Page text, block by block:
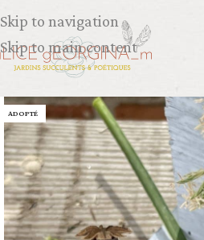
Skip to navigation
Skip to main content
ADOPTÉ